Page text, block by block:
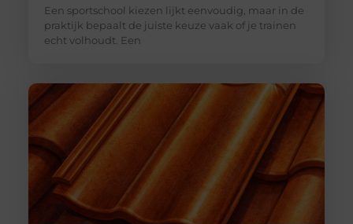
Een sportschool kiezen lijkt eenvoudig, maar in de
praktijk bepaalt de juiste keuze vaak of je trainen
echt volhoudt. Een